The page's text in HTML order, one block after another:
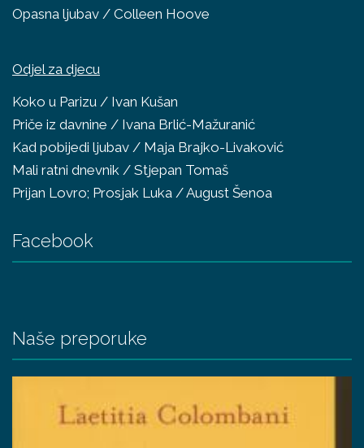
Opasna ljubav / Colleen Hoove
Odjel za djecu
Koko u Parizu / Ivan Kušan
Priče iz davnine / Ivana Brlić-Mažuranić
Kad pobijedi ljubav / Maja Brajko-Livaković
Mali ratni dnevnik / Stjepan Tomaš
Prijan Lovro; Prosjak Luka / August Šenoa
Facebook
Naše preporuke